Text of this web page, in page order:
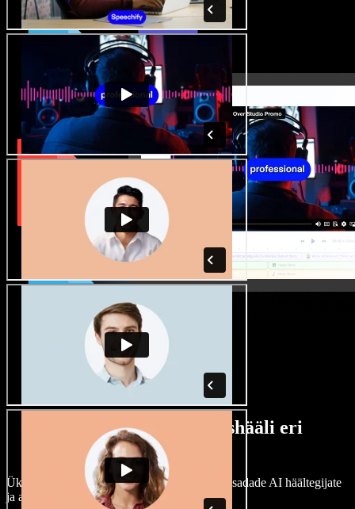
Lai valik mees- ja naishääli eri
aktsentidega
Ükski projekt ei pea kõlama ühtemoodi. Vali sadade AI häältegijate
ja aktsentide hulgast ning kohanda neid.